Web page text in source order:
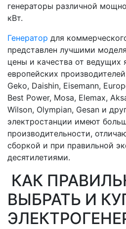
генераторы различной
кВт.
Генератор для
представлен лучшими
цены и качества от ведущих
европейских
Geko, Daishin, Eisemann,
Best Power, Mosa, Elemax,
Wilson, Olympian, Gesan и
электростанции имеют
производительности,
сборкой и при правильной
десятилетиями.
КАК
ВЫБРАТЬ И